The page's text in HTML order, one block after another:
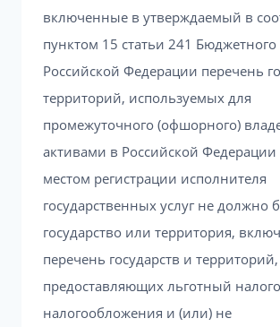
включенные в утверждаемый в
пунктом 15 статьи 241 Бюджетного
Российской Федерации перечень
территорий, используемых для
промежуточного (офшорного)
активами в Российской
местом регистрации исполнителя
государственных услуг не должно
государство или территория,
перечень государств и территорий,
предоставляющих льготный
налогообложения и (или) не